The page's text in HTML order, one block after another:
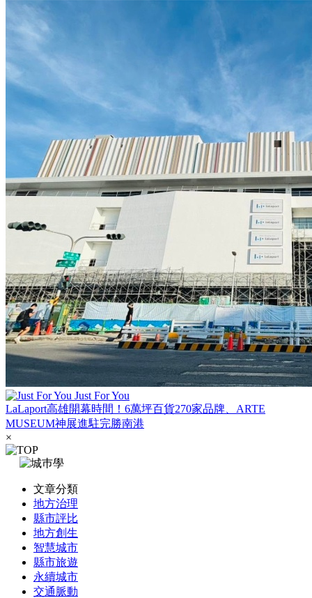
Just For You
LaLaport高雄開幕時間！6萬坪百貨270家品牌、ARTE
MUSEUM神展進駐完勝南港
×
文章分類
地方治理
縣市評比
地方創生
智慧城市
縣市旅遊
永續城市
交通脈動